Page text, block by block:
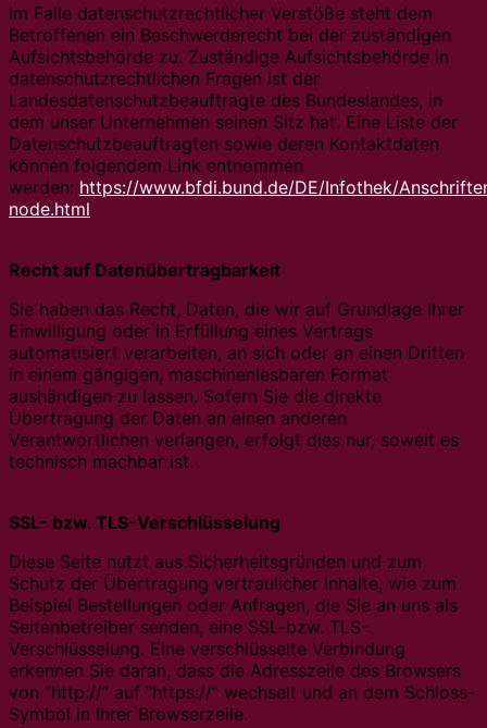
Im Falle datenschutzrechtlicher Verstöße steht dem
Betroffenen ein Beschwerderecht bei der zuständigen
Aufsichtsbehörde zu. Zuständige Aufsichtsbehörde in
datenschutzrechtlichen Fragen ist der
Landesdatenschutzbeauftragte des Bundeslandes, in
dem unser Unternehmen seinen Sitz hat. Eine Liste der
Datenschutzbeauftragten sowie deren Kontaktdaten
können folgendem Link entnommen
werden: https://www.bfdi.bund.de/DE/Infothek/
node.html.
Recht auf Datenübertragbarkeit
Sie haben das Recht, Daten, die wir auf Grundlage Ihrer
Einwilligung oder in Erfüllung eines Vertrags
automatisiert verarbeiten, an sich oder an einen Dritten
in einem gängigen, maschinenlesbaren Format
aushändigen zu lassen. Sofern Sie die direkte
Übertragung der Daten an einen anderen
Verantwortlichen verlangen, erfolgt dies nur, soweit es
technisch machbar ist.
SSL- bzw. TLS-Verschlüsselung
Diese Seite nutzt aus Sicherheitsgründen und zum
Schutz der Übertragung vertraulicher Inhalte, wie zum
Beispiel Bestellungen oder Anfragen, die Sie an uns als
Seitenbetreiber senden, eine SSL-bzw. TLS-
Verschlüsselung. Eine verschlüsselte Verbindung
erkennen Sie daran, dass die Adresszeile des Browsers
von “http://” auf “https://” wechselt und an dem Schloss-
Symbol in Ihrer Browserzeile.